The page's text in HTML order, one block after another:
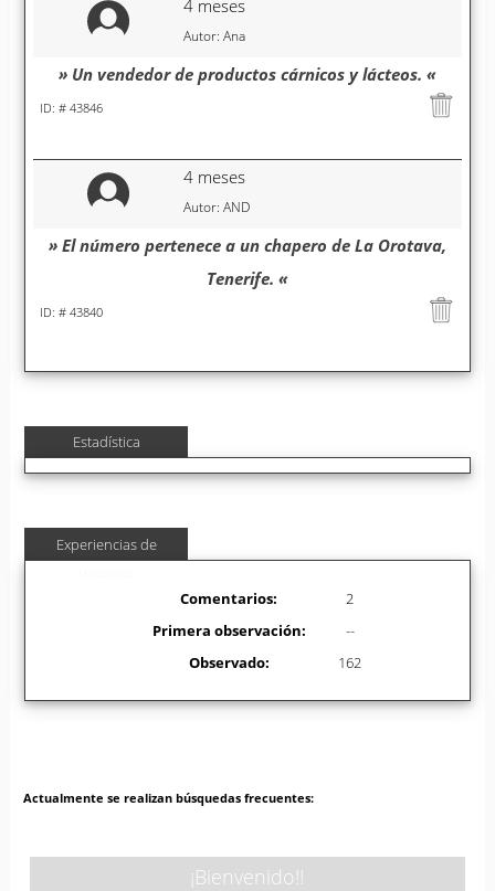
Autor: Ana
4 meses
ID: # 43846
» Un vendedor de productos cárnicos y lácteos. «
Autor: AND
4 meses
ID: # 43840
» El número pertenece a un chapero de La Orotava,
Tenerife. «
Estadística
Experiencias de
Comentarios:
2
Primera observación:
--
Observado:
162
Actualmente se realizan búsquedas frecuentes:
¡Bienvenido!!